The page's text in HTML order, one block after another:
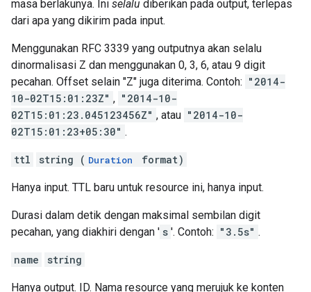
masa berlakunya. Ini selalu diberikan pada output, terlepas
dari apa yang dikirim pada input.
Menggunakan RFC 3339 yang outputnya akan selalu
dinormalisasi Z dan menggunakan 0, 3, 6, atau 9 digit
pecahan. Offset selain "Z" juga diterima. Contoh: "2014-
10-02T15:01:23Z" , "2014-10-
02T15:01:23.045123456Z" , atau "2014-10-
02T15:01:23+05:30" .
ttl string ( Duration format)
Hanya input. TTL baru untuk resource ini, hanya input.
Durasi dalam detik dengan maksimal sembilan digit
pecahan, yang diakhiri dengan ' s '. Contoh: "3.5s" .
name string
Hanya output. ID. Nama resource yang merujuk ke konten